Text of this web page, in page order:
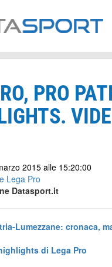
PRO
2015 alle 15:20:00
Lega Pro
Datasport.it
Lumezzane: cronaca,
di Lega Pro